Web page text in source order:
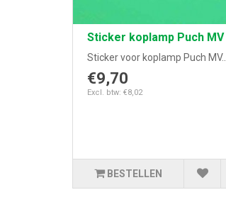
Sticker koplamp Puch MV
Sticker voor koplamp Puch MV..
€9,70
Excl. btw: €8,02
BESTELLEN